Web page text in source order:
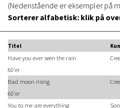
(Nedenstående er eksempler på
Sorterer alfabetisk: klik på
Titel
Have you ever seen the rain
60'er
Bad moon rising
60'er
You to me are everything